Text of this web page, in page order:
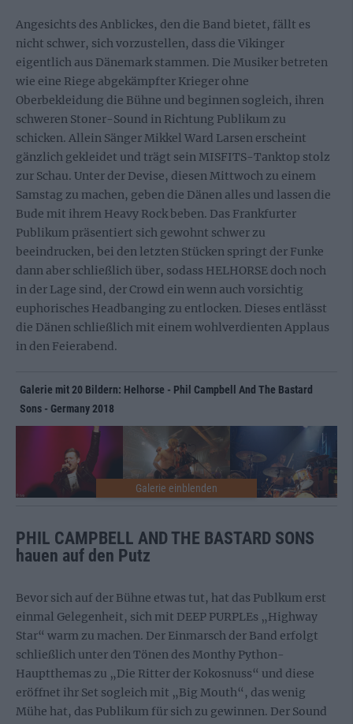
Angesichts des Anblickes, den die Band bietet, fällt es
nicht schwer, sich vorzustellen, dass die Vikinger
eigentlich aus Dänemark stammen. Die Musiker betreten
wie eine Riege abgekämpfter Krieger ohne
Oberbekleidung die Bühne und beginnen sogleich, ihren
schweren Stoner-Sound in Richtung Publikum zu
schicken. Allein Sänger Mikkel Ward Larsen erscheint
gänzlich gekleidet und trägt sein MISFITS-Tanktop stolz
zur Schau. Unter der Devise, diesen Mittwoch zu einem
Samstag zu machen, geben die Dänen alles und lassen die
Bude mit ihrem Heavy Rock beben. Das Frankfurter
Publikum präsentiert sich gewohnt schwer zu
beeindrucken, bei den letzten Stücken springt der Funke
dann aber schließlich über, sodass HELHORSE doch noch
in der Lage sind, der Crowd ein wenn auch vorsichtig
euphorisches Headbanging zu entlocken. Dieses entlässt
die Dänen schließlich mit einem wohlverdienten Applaus
in den Feierabend.
Galerie mit 20 Bildern: Helhorse - Phil Campbell And The Bastard
Sons - Germany 2018
PHIL CAMPBELL AND THE BASTARD SONS
hauen auf den Putz
Bevor sich auf der Bühne etwas tut, hat das Publkum erst
einmal Gelegenheit, sich mit DEEP PURPLEs „Highway
Star“ warm zu machen. Der Einmarsch der Band erfolgt
schließlich unter den Tönen des Monthy Python-
Hauptthemas zu „Die Ritter der Kokosnuss“ und diese
eröffnet ihr Set sogleich mit „Big Mouth“, das wenig
Mühe hat, das Publikum für sich zu gewinnen. Der Sound